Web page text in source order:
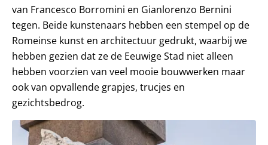
van Francesco Borromini en Gianlorenzo Bernini
tegen. Beide kunstenaars hebben een stempel op de
Romeinse kunst en architectuur gedrukt, waarbij we
hebben gezien dat ze de Eeuwige Stad niet alleen
hebben voorzien van veel mooie bouwwerken maar
ook van opvallende grapjes, trucjes en
gezichtsbedrog.